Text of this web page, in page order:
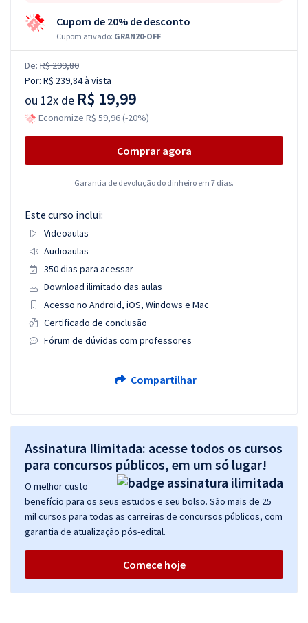
Cupom de 20% de desconto
Cupom ativado: GRAN20-OFF
De: R$ 299,80
Por: R$ 239,84à vista
ou 12x de R$ 19,99
Economize R$ 59,96 (-20%)
Comprar agora
Garantia de devolução do dinheiro em 7 dias.
Este curso inclui:
Videoaulas
Audioaulas
350 dias para acessar
Download ilimitado das aulas
Acesso no Android, iOS, Windows e Mac
Certificado de conclusão
Fórum de dúvidas com professores
Compartilhar
Assinatura Ilimitada: acesse todos os cursos
para concursos públicos, em um só lugar!
O melhor custo
benefício para os seus estudos e seu bolso. São mais de 25
mil cursos para todas as carreiras de concursos públicos, com
garantia de atualização pós-edital.
Comece hoje